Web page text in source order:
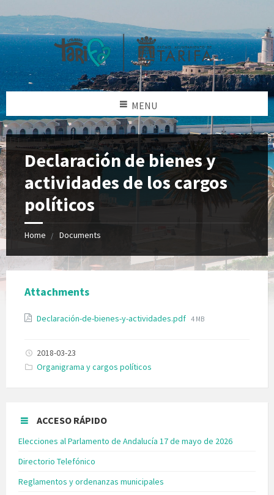
MENU
Declaración de bienes y
actividades de los cargos
políticos
Home Documents
Attachments
Declaración-de-bienes-y-actividades.pdf 4 MB
2018-03-23
Categories:
Organigrama y cargos políticos
ACCESO RÁPIDO
Elecciones al Parlamento de Andalucía 17 de mayo de 2026
Directorio Telefónico
Reglamentos y ordenanzas municipales